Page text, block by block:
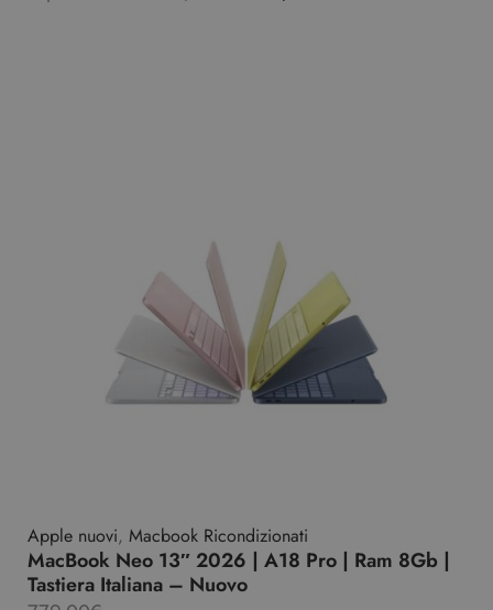
Apple nuovi, Macbook Ricondizionati
MacBook Neo 13″ 2026 | A18 Pro | Ram 8Gb |
Tastiera Italiana – Nuovo